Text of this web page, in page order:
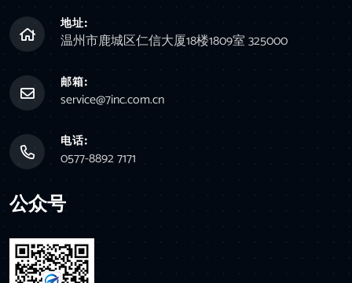
地址:
温州市鹿城区仁信大厦18楼1809室 325000
邮箱:
service@7inc.com.cn
电话:
0577-8892 7171
公众号